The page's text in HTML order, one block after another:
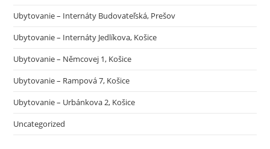
Ubytovanie – Internáty Budovateľská, Prešov
Ubytovanie – Internáty Jedlíkova, Košice
Ubytovanie – Němcovej 1, Košice
Ubytovanie – Rampová 7, Košice
Ubytovanie – Urbánkova 2, Košice
Uncategorized